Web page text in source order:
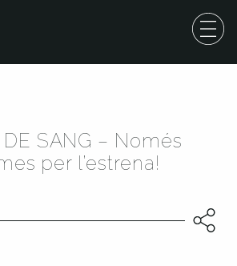
SANG – Només
per l’estrena!